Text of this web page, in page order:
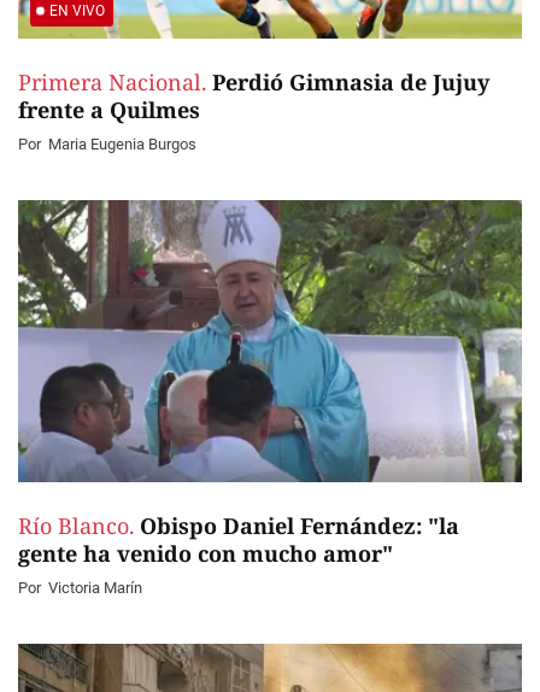
EN VIVO
Primera Nacional. Perdió Gimnasia de Jujuy
frente a Quilmes
Por Maria Eugenia Burgos
Río Blanco. Obispo Daniel Fernández: "la
gente ha venido con mucho amor"
Por Victoria Marín